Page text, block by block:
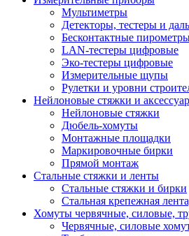
Мультиметры
Детекторы, тестеры и
Бесконтактные
LAN-тестеры цифровые
Эко-тестеры цифровые
Измерительные щупы
Рулетки и уровни
Нейлоновые стяжки и
Нейлоновые стяжки
Дюбель-хомуты
Монтажные площадки
Маркировочные бирки
Прямой монтаж
Стальные стяжки и ленты
Стальные стяжки и бирки
Стальная крепежная
Хомуты червячные, силовые,
Червячные, силовые